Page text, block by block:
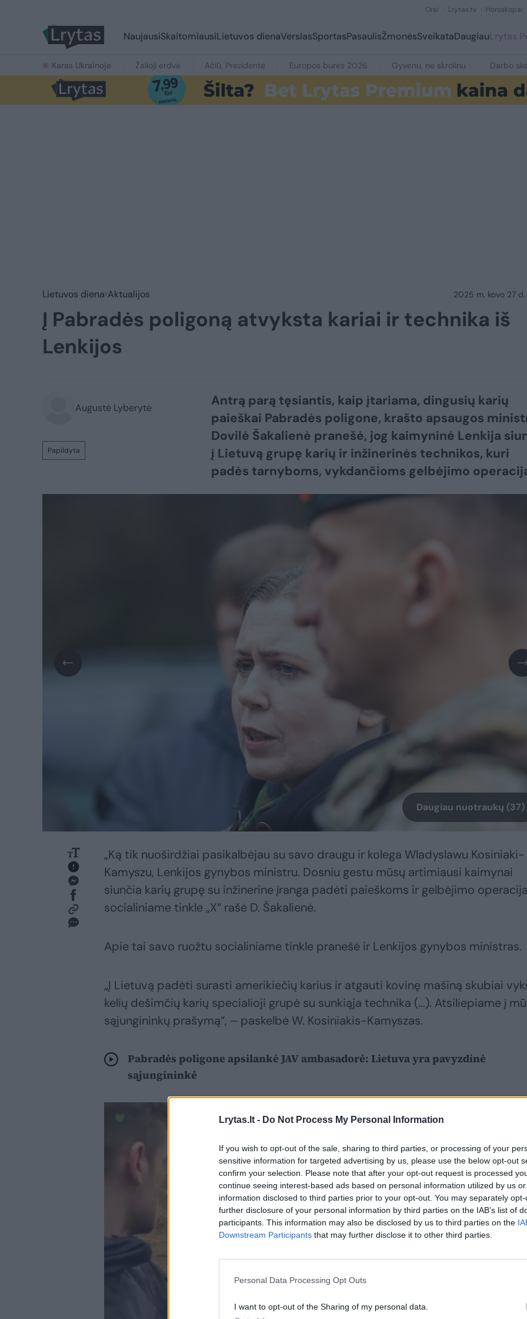
Lrytas.lt - Do Not Process My Personal Information
If you wish to opt-out of the sale, sharing to third parties, or processing of your
sensitive information for targeted advertising by us, please use the below opt-out
confirm your selection. Please note that after your opt-out request is processed
continue seeing interest-based ads based on personal information utilized by us
information disclosed to third parties prior to your opt-out. You may separately
further disclosure of your personal information by third parties on the IAB’s list of
participants. This information may also be disclosed by us to third parties on the
Downstream Participants that may further disclose it to other third parties.
Personal Data Processing Opt Outs
I want to opt-out of the Sharing of my personal data.
Orai Lrytas.tv Horoskopai
NaujausiSkaitomiausiLietuvos dienaVerslasSportasPasaulisŽmonėsSveikataDaugiauLrytas
Karas Ukrainoje Žalioji erdvė Ačiū, Prezidente Europos burės 2026 Gyvenu, ne skrolinu Darbo
Lietuvos diena Aktualijos 2025 m. kovo 27
Į Pabradės poligoną atvyksta kariai ir technika iš
Lenkijos
Augustė Lyberytė
Papildyta
Antrą parą tęsiantis, kaip įtariama, dingusių karių
paieškai Pabradės poligone, krašto apsaugos
Dovilė Šakalienė pranešė, jog kaimyninė Lenkija
į Lietuvą grupę karių ir inžinerinės technikos, kuri
padės tarnyboms, vykdančioms gelbėjimo
Daugiau nuotraukų (37)
„Ką tik nuoširdžiai pasikalbėjau su savo draugu ir kolega Wladyslawu Kosiniaki-
Kamyszu, Lenkijos gynybos ministru. Dosniu gestu mūsų artimiausi kaimynai
siunčia karių grupę su inžinerine įranga padėti paieškoms ir gelbėjimo
socialiniame tinkle „X“ rašė D. Šakalienė.
Apie tai savo ruožtu socialiniame tinkle pranešė ir Lenkijos gynybos ministras.
„Į Lietuvą padėti surasti amerikiečių karius ir atgauti kovinę mašiną skubiai
kelių dešimčių karių specialioji grupė su sunkiąja technika (...). Atsiliepiame į
sąjungininkų prašymą“, – paskelbė W. Kosiniakis-Kamyszas.
Pabradės poligone apsilankė JAV ambasadorė: Lietuva yra pavyzdinė
sąjungininkė